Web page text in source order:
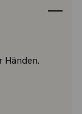
Händen.